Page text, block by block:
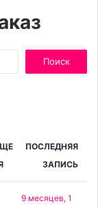
ПОСЛЕДНЯЯ
ЗАПИСЬ
9 месяцев, 1